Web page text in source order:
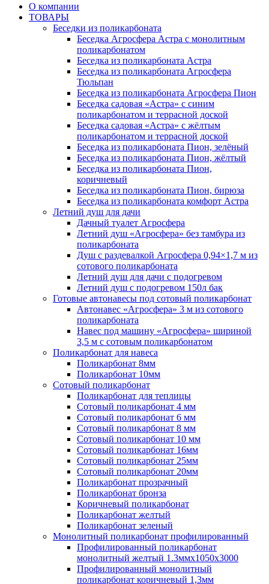
О компании
ТОВАРЫ
Беседки из поликарбоната
Беседка Агросфера Астра с монолитным
поликарбонатом
Беседка из поликарбоната Астра
Беседка из поликарбоната Агросфера
Тюльпан
Беседка из поликарбоната Агросфера Пион
Беседка садовая «Астра» с синим
поликарбонатом и террасной доской
Беседка садовая «Астра» с жёлтым
поликарбонатом и террасной доской
Беседка из поликарбоната Пион, зелёный
Беседка из поликарбоната Пион, жёлтый
Беседка из поликарбоната Пион,
коричневый
Беседка из поликарбоната Пион, бирюза
Беседка из поликарбоната комфорт Астра
Летний душ для дачи
Дачный туалет Агросфера
Летний душ «Агросфера» без тамбура из
поликарбоната
Душ с раздевалкой Агросфера 0,94×1,7 м из
сотового поликарбоната
Летний душ для дачи с подогревом
Летний душ с подогревом 150л бак
Готовые автонавесы под сотовый поликарбонат
Автонавес «Агросфера» 3 м из сотового
поликарбоната
Навес под машину «Агросфера» шириной
3,5 м с сотовым поликарбонатом
Поликарбонат для навеса
Поликарбонат 8мм
Поликарбонат 10мм
Сотовый поликарбонат
Поликарбонат для теплицы
Сотовый поликарбонат 4 мм
Сотовый поликарбонат 6 мм
Сотовый поликарбонат 8 мм
Сотовый поликарбонат 10 мм
Сотовый поликарбонат 16мм
Сотовый поликарбонат 25мм
Сотовый поликарбонат 20мм
Поликарбонат прозрачный
Поликарбонат бронза
Коричневый поликарбонат
Поликарбонат желтый
Поликарбонат зеленый
Монолитный поликарбонат профилированный
Профилированный поликарбонат
монолитный желтый 1.3ммх1050х3000
Профилированный монолитный
поликарбонат коричневый 1,3мм